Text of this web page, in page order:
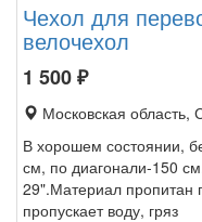
Чехол для
велочехол
1 500₽
Московская область,
В хорошем состоянии,
см, по диагонали-150
29".Материал
пропускает воду, гряз